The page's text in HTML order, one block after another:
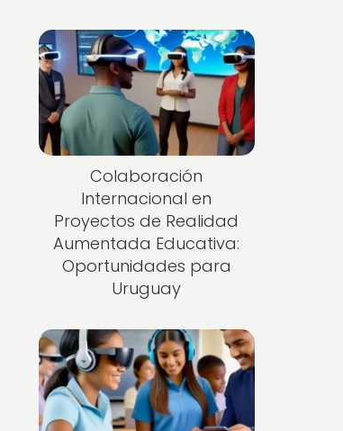
Colaboración
Internacional en
Proyectos de Realidad
Aumentada Educativa:
Oportunidades para
Uruguay